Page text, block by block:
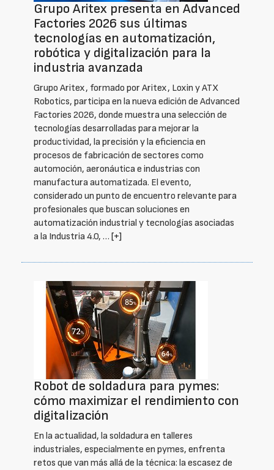
Grupo Aritex presenta en Advanced
Factories 2026 sus últimas
tecnologías en automatización,
robótica y digitalización para la
industria avanzada
Grupo Aritex, formado por Aritex, Loxin y ATX
Robotics, participa en la nueva edición de Advanced
Factories 2026, donde muestra una selección de
tecnologías desarrolladas para mejorar la
productividad, la precisión y la eficiencia en
procesos de fabricación de sectores como
automoción, aeronáutica e industrias con
manufactura automatizada. El evento,
considerado un punto de encuentro relevante para
profesionales que buscan soluciones en
automatización industrial y tecnologías asociadas
a la Industria 4.0, … [+]
Robot de soldadura para pymes:
cómo maximizar el rendimiento con
digitalización
En la actualidad, la soldadura en talleres
industriales, especialmente en pymes, enfrenta
retos que van más allá de la técnica: la escasez de